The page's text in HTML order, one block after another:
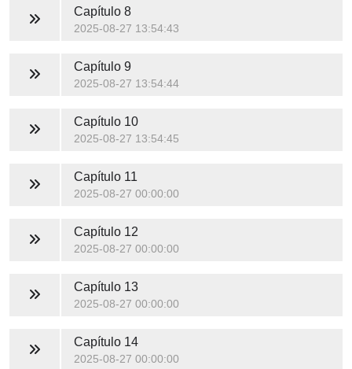
Capítulo 8
2025-08-27 13:54:43
Capítulo 9
2025-08-27 13:54:44
Capítulo 10
2025-08-27 13:54:45
Capítulo 11
2025-08-27 00:00:00
Capítulo 12
2025-08-27 00:00:00
Capítulo 13
2025-08-27 00:00:00
Capítulo 14
2025-08-27 00:00:00